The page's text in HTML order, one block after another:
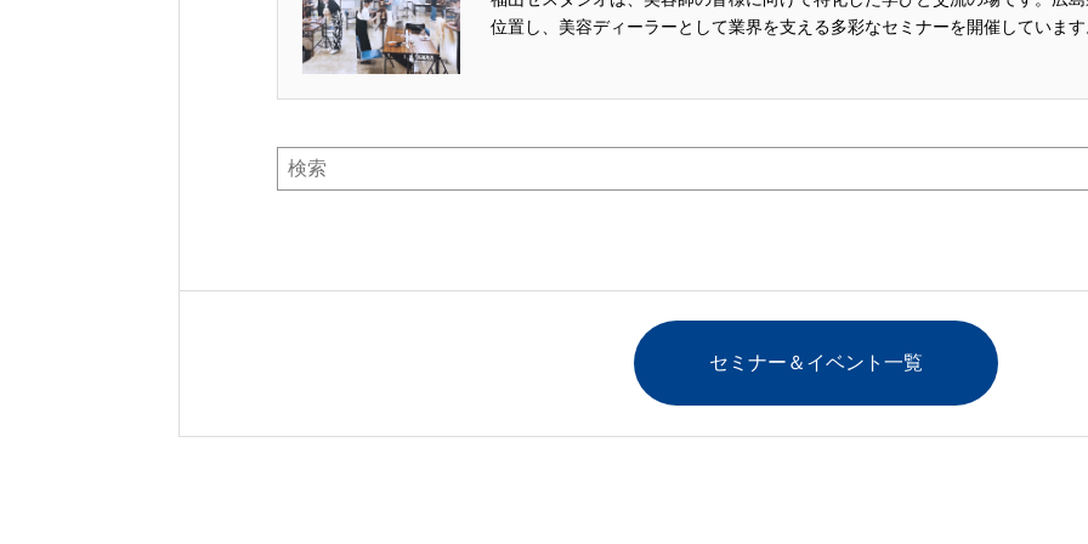
位置し、美容ディーラーとして業界を支える多彩なセミナーを開催していま
Search
セミナー＆イベント一覧